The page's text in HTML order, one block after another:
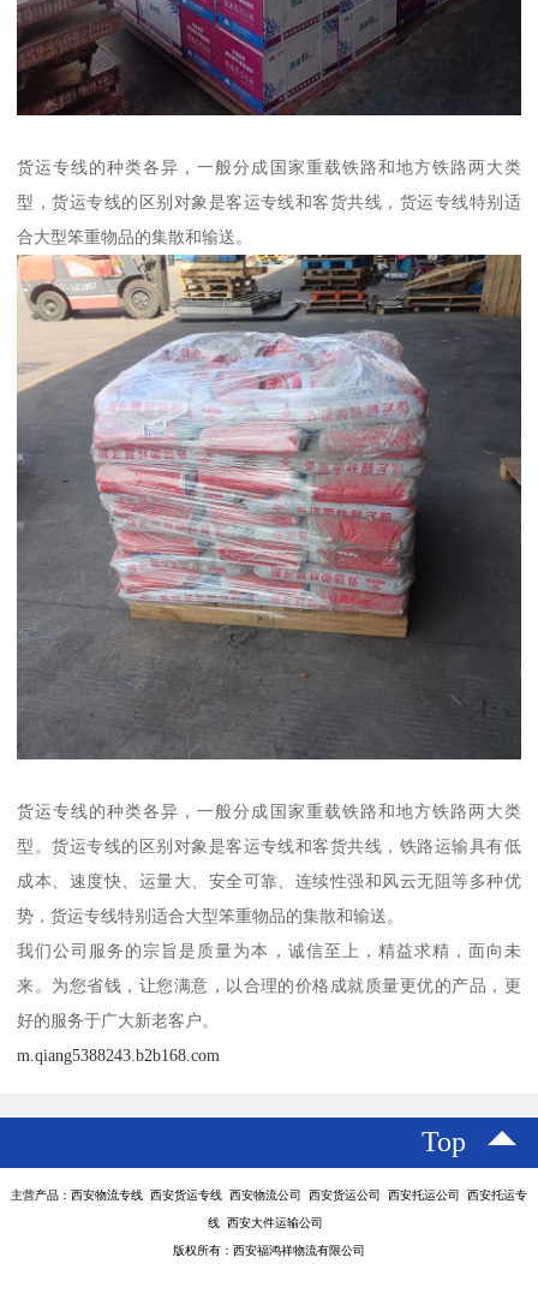
货运专线的种类各异，一般分成国家重载铁路和地方铁路两大类
型，货运专线的区别对象是客运专线和客货共线，货运专线特别适
合大型笨重物品的集散和输送。
货运专线的种类各异，一般分成国家重载铁路和地方铁路两大类
型。货运专线的区别对象是客运专线和客货共线，铁路运输具有低
成本、速度快、运量大、安全可靠、连续性强和风云无阻等多种优
势，货运专线特别适合大型笨重物品的集散和输送。
我们公司服务的宗旨是质量为本，诚信至上，精益求精，面向未
来。为您省钱，让您满意，以合理的价格成就质量更优的产品，更
好的服务于广大新老客户。
m.qiang5388243.b2b168.com
Top
主营产品：西安物流专线 西安货运专线 西安物流公司 西安货运公司 西安托运公司 西安托运专
线 西安大件运输公司
版权所有：西安福鸿祥物流有限公司